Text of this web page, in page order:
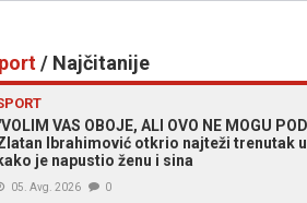
/ Najčitanije
VAS OBOJE, ALI OVO NE MOGU
Ibrahimović otkrio najteži trenutak
je napustio ženu i sina
05. Avg. 2026 0